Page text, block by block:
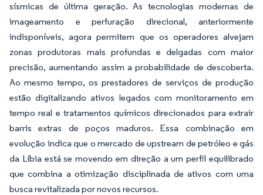
sísmicas de última geração. As tecnologias modernas de
imageamento e perfuração direcional, anteriormente
indisponíveis, agora permitem que os operadores alvejam
zonas produtoras mais profundas e delgadas com maior
precisão, aumentando assim a probabilidade de descoberta.
Ao mesmo tempo, os prestadores de serviços de produção
estão digitalizando ativos legados com monitoramento em
tempo real e tratamentos químicos direcionados para extrair
barris extras de poços maduros. Essa combinação em
evolução indica que o mercado de upstream de petróleo e gás
da Líbia está se movendo em direção a um perfil equilibrado
que combina a otimização disciplinada de ativos com uma
busca revitalizada por novos recursos.